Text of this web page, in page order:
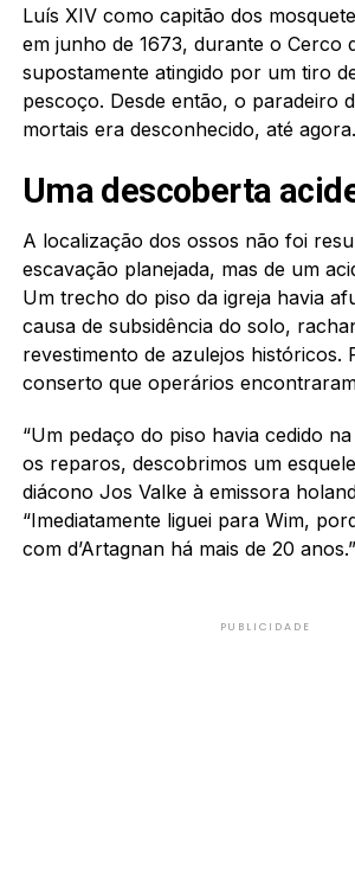
Luís XIV como capitão dos
em junho de 1673, durante o Cerco
supostamente atingido por um tiro
pescoço. Desde então, o paradeiro
mortais era desconhecido, até agora.
Uma descoberta
A localização dos ossos não foi
escavação planejada, mas de um
Um trecho do piso da igreja havia
causa de subsidência do solo,
revestimento de azulejos históricos.
conserto que operários
“Um pedaço do piso havia cedido
os reparos, descobrimos um
diácono Jos Valke à emissora
“Imediatamente liguei para Wim,
com d’Artagnan há mais de 20 anos.”
PUBLICIDADE